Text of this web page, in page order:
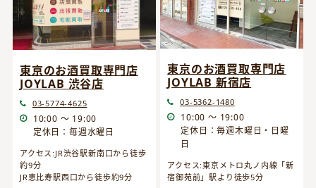
東京のお酒買取専門店
JOYLAB 渋谷店
03-5774-4625
10:00 ～ 19:00
定休日：毎週水曜日
アクセス:JR渋谷駅新南口から徒歩
約9分
JR恵比寿駅西口から徒歩約9分
東京のお酒買取専門店
JOYLAB 新宿店
03-5362-1480
10:00 ～ 19:00
定休日：毎週木曜日・日曜
日
アクセス:東京メトロ丸ノ内線「新
宿御苑前」駅より徒歩5分